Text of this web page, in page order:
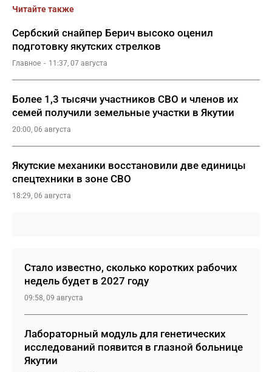
Читайте также
Сербский снайпер Берич высоко оценил
подготовку якутских стрелков
Главное 11:37, 07 августа
Более 1,3 тысячи участников СВО и членов их
семей получили земельные участки в Якутии
20:00, 06 августа
Якутские механики восстановили две единицы
спецтехники в зоне СВО
18:29, 06 августа
Стало известно, сколько коротких рабочих
недель будет в 2027 году
09:58, 09 августа
Лабораторный модуль для генетических
исследований появится в глазной больнице
Якутии